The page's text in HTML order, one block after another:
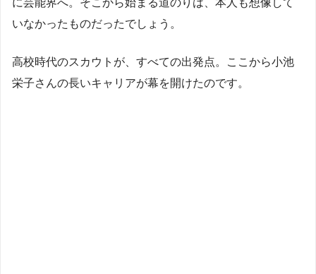
いなかったものだったでしょう。
高校時代のスカウトが、すべての出発点。ここから小池
栄子さんの長いキャリアが幕を開けたのです。